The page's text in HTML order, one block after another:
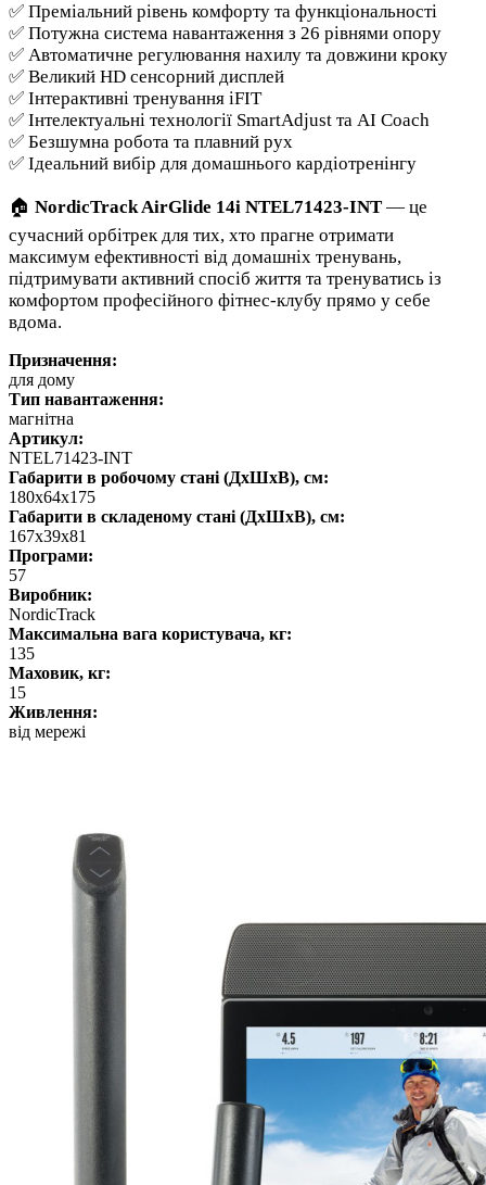
✅ Преміальний рівень комфорту та функціональності
✅ Потужна система навантаження з 26 рівнями опору
✅ Автоматичне регулювання нахилу та довжини кроку
✅ Великий HD сенсорний дисплей
✅ Інтерактивні тренування iFIT
✅ Інтелектуальні технології SmartAdjust та AI Coach
✅ Безшумна робота та плавний рух
✅ Ідеальний вибір для домашнього кардіотренінгу
🏠 NordicTrack AirGlide 14i NTEL71423-INT — це
сучасний орбітрек для тих, хто прагне отримати
максимум ефективності від домашніх тренувань,
підтримувати активний спосіб життя та тренуватись із
комфортом професійного фітнес-клубу прямо у себе
вдома.
Призначення:
для дому
Тип навантаження:
магнітна
Артикул:
NTEL71423-INT
Габарити в робочому стані (ДхШхВ), см:
180х64х175
Габарити в складеному стані (ДхШхВ), см:
167х39х81
Програми:
57
Виробник:
NordicTrack
Максимальна вага користувача, кг:
135
Маховик, кг:
15
Живлення:
від мережі